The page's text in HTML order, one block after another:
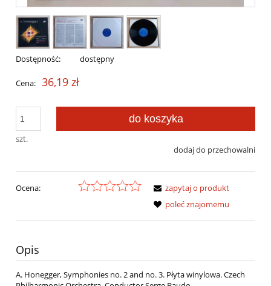
Dostępność: dostępny
Cena: 36,19 zł
szt.
do koszyka
dodaj do przechowalni
Ocena:
zapytaj o produkt
poleć znajomemu
Opis
A. Honegger, Symphonies no. 2 and no. 3. Płyta winylowa. Czech